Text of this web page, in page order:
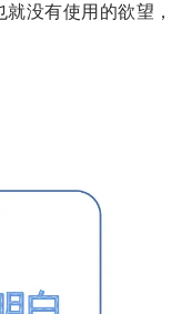
没有使用的欲望，